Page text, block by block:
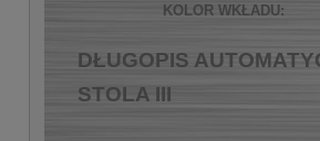
KOLOR WKŁADU:
DŁUGOPIS
STOLA III